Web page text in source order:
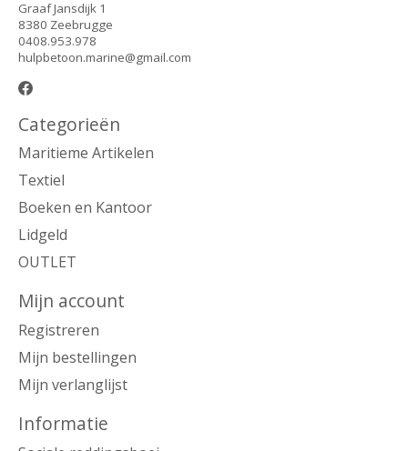
Graaf Jansdijk 1
8380 Zeebrugge
0408.953.978
hulpbetoon.marine@gmail.com
Categorieën
Maritieme Artikelen
Textiel
Boeken en Kantoor
Lidgeld
OUTLET
Mijn account
Registreren
Mijn bestellingen
Mijn verlanglijst
Informatie